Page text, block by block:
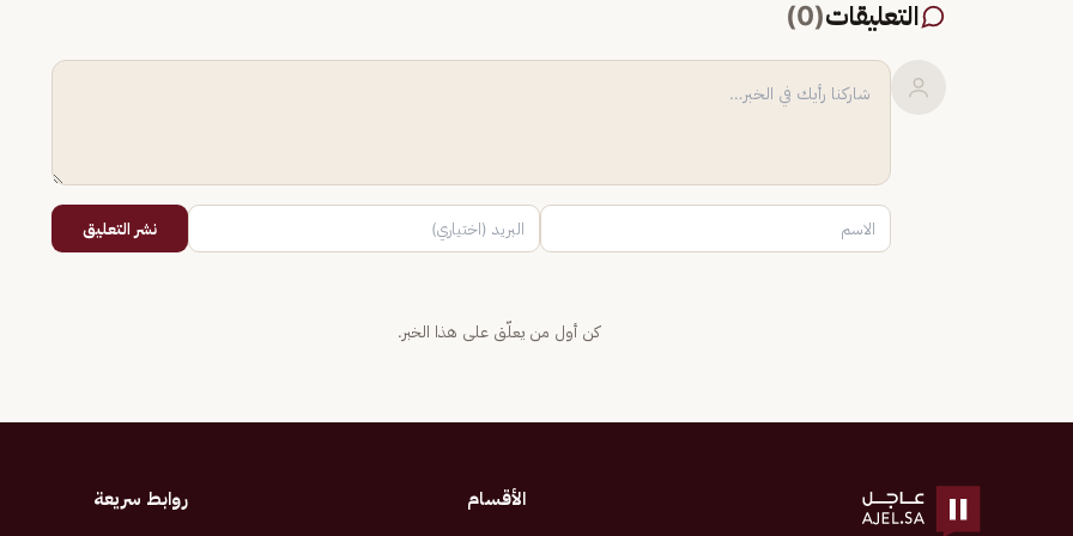
التعليقات(
0
)
نشر التعليق
كن أول من يعلّق على هذا الخبر.
الأقسام روابط سريعة